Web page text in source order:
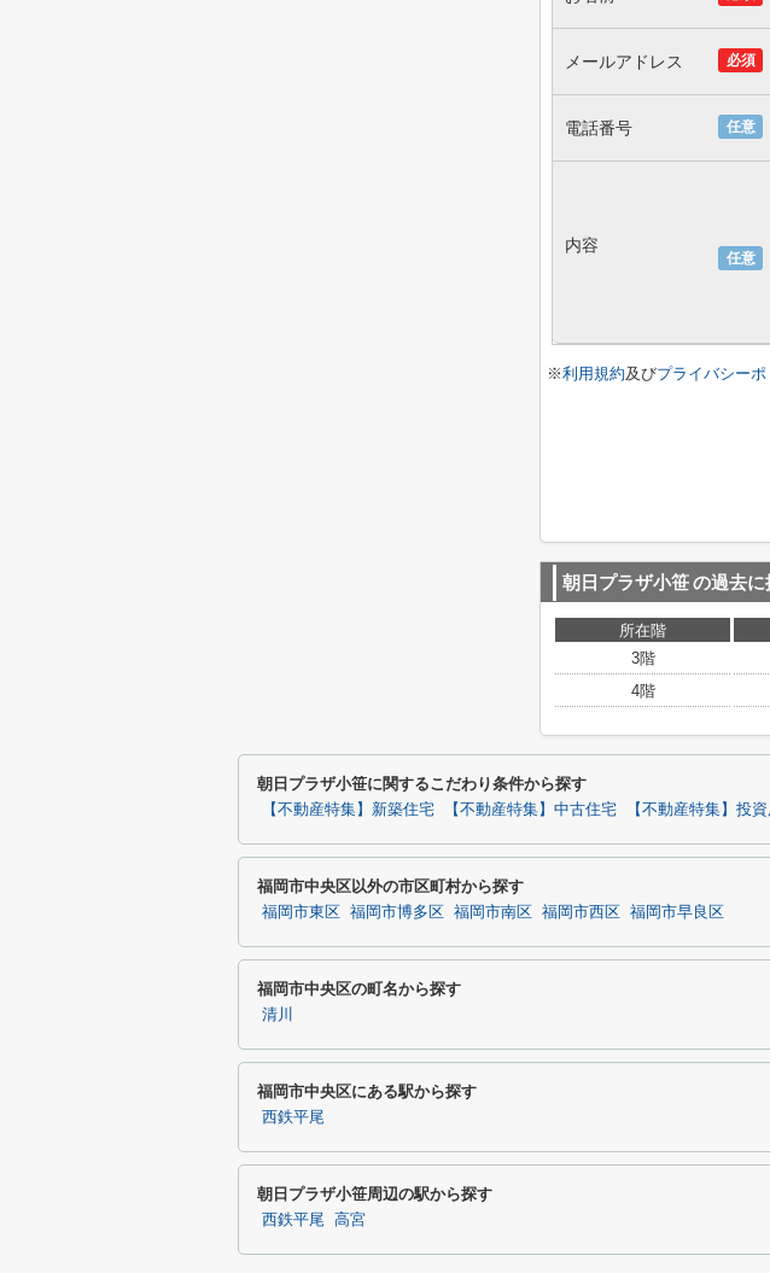
必須
メールアドレス
任意
電話番号
任意
内容
※利用規約及びプライバシーポ
朝日プラザ小笹の過去に
所在階
3階
4階
朝日プラザ小笹に関するこだわり条件から探す
【不動産特集】新築住宅 【不動産特集】中古住宅 【不動産特集】投資
福岡市中央区以外の市区町村から探す
福岡市東区 福岡市博多区 福岡市南区 福岡市西区 福岡市早良区
福岡市中央区の町名から探す
清川
福岡市中央区にある駅から探す
西鉄平尾
朝日プラザ小笹周辺の駅から探す
西鉄平尾 高宮